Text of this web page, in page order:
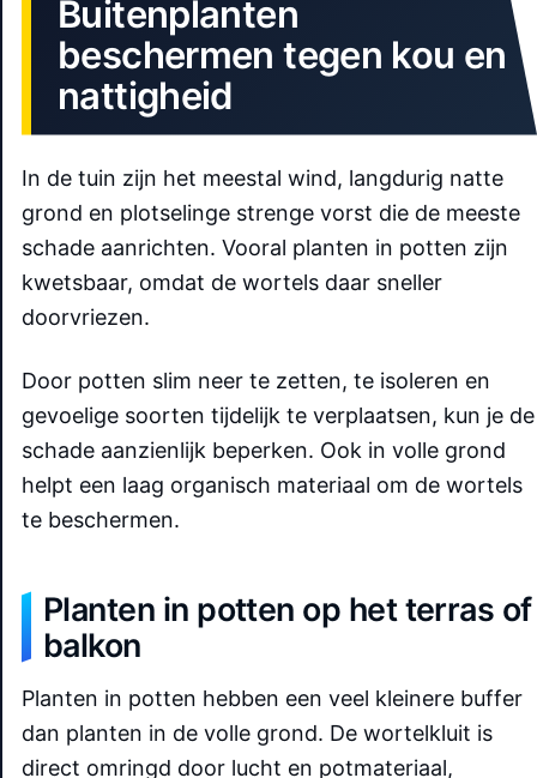
Buitenplanten
beschermen tegen kou en
nattigheid
In de tuin zijn het meestal wind, langdurig natte
grond en plotselinge strenge vorst die de meeste
schade aanrichten. Vooral planten in potten zijn
kwetsbaar, omdat de wortels daar sneller
doorvriezen.
Door potten slim neer te zetten, te isoleren en
gevoelige soorten tijdelijk te verplaatsen, kun je de
schade aanzienlijk beperken. Ook in volle grond
helpt een laag organisch materiaal om de wortels
te beschermen.
Planten in potten op het terras of
balkon
Planten in potten hebben een veel kleinere buffer
dan planten in de volle grond. De wortelkluit is
direct omringd door lucht en potmateriaal,